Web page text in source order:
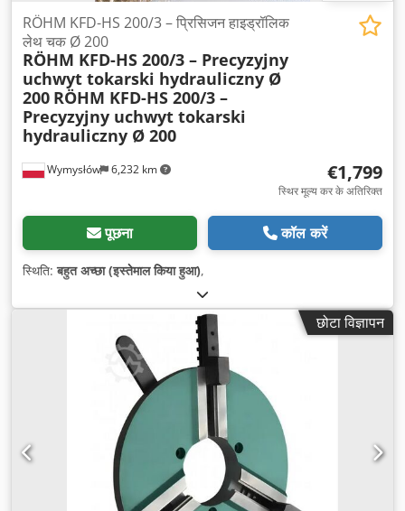
Wymysłów 6,232 km
RÖHM KFD-HS 200/3 – प्रिसिजन हाइड्रॉलिक
लेथ चक Ø 200
RÖHM KFD-HS 200/3 – Precyzyjny
uchwyt tokarski hydrauliczny Ø
200 RÖHM KFD-HS 200/3 –
Precyzyjny uchwyt tokarski
hydrauliczny Ø 200
€1,799
स्थिर मूल्य कर के अतिरिक्त
पूछना कॉल करें
स्थिति:बहुत अच्छा (इस्तेमाल किया हुआ),
छोटा विज्ञापन